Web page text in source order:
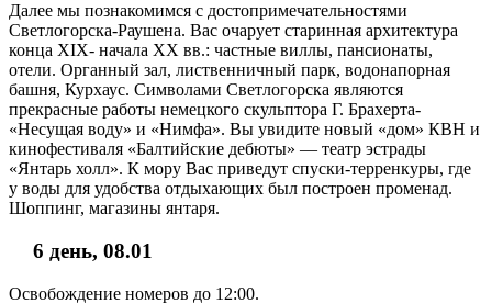
Далее мы познакомимся с достопримечательностями
Светлогорска-Раушена. Вас очарует старинная архитектура
конца XIX- начала XX вв.: частные виллы, пансионаты,
отели. Органный зал, лиственничный парк, водонапорная
башня, Курхаус. Символами Светлогорска являются
прекрасные работы немецкого скульптора Г. Брахерта-
«Несущая воду» и «Нимфа». Вы увидите новый «дом» КВН и
кинофестиваля «Балтийские дебюты» — театр эстрады
«Янтарь холл». К мору Вас приведут спуски-терренкуры, где
у воды для удобства отдыхающих был построен променад.
Шоппинг, магазины янтаря.
6 день, 08.01
Освобождение номеров до 12:00.